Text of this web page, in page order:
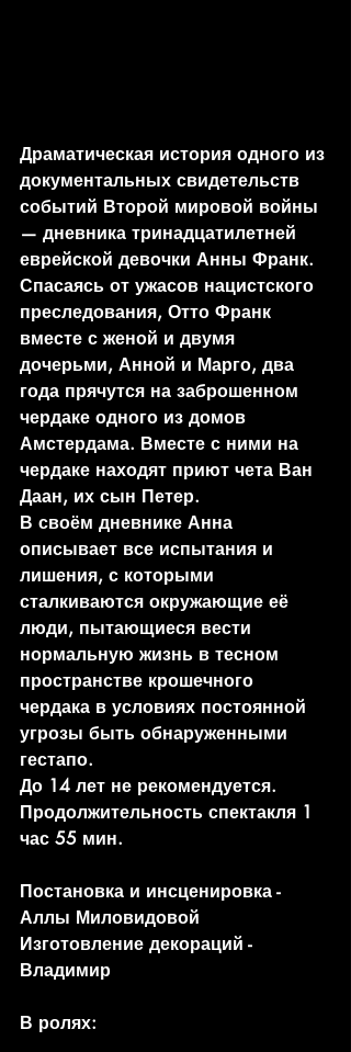
Драматическая история одного из
документальных свидетельств
событий Второй мировой войны
— дневника тринадцатилетней
еврейской девочки Анны Франк.
Спасаясь от ужасов нацистского
преследования, Отто Франк
вместе с женой и двумя
дочерьми, Анной и Марго, два
года прячутся на заброшенном
чердаке одного из домов
Амстердама. Вместе с ними на
чердаке находят приют чета Ван
Даан, их сын Петер.
В своём дневнике Анна
описывает все испытания и
лишения, с которыми
сталкиваются окружающие её
люди, пытающиеся вести
нормальную жизнь в тесном
пространстве крошечного
чердака в условиях постоянной
угрозы быть обнаруженными
гестапо.
До 14 лет не рекомендуется.
Продолжительность спектакля 1
час 55 мин.
Постановка и инсценировка -
Аллы Миловидовой
Изготовление декораций -
Владимир
В ролях: